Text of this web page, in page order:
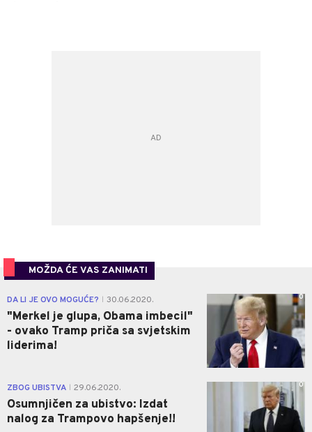
MOŽDA ĆE VAS ZANIMATI
DA LI JE OVO MOGUĆE? 30.06.2020.
"Merkel je glupa, Obama imbecil"
- ovako Tramp priča sa svjetskim
liderima!
0
ZBOG UBISTVA 29.06.2020.
Osumnjičen za ubistvo: Izdat
nalog za Trampovo hapšenje!!
0